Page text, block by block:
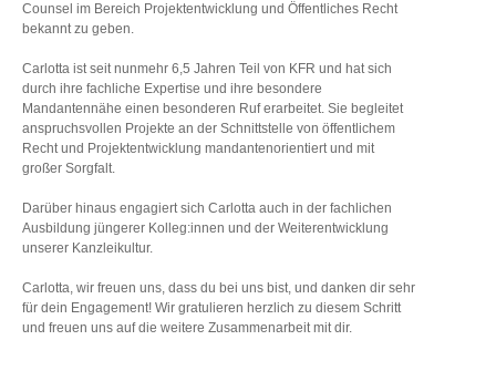
Counsel im Bereich Projektentwicklung und Öffentliches Recht
bekannt zu geben.
Carlotta ist seit nunmehr 6,5 Jahren Teil von KFR und hat sich
durch ihre fachliche Expertise und ihre besondere
Mandantennähe einen besonderen Ruf erarbeitet. Sie begleitet
anspruchsvollen Projekte an der Schnittstelle von öffentlichem
Recht und Projektentwicklung mandantenorientiert und mit
großer Sorgfalt.
Darüber hinaus engagiert sich Carlotta auch in der fachlichen
Ausbildung jüngerer Kolleg:innen und der Weiterentwicklung
unserer Kanzleikultur.
Carlotta, wir freuen uns, dass du bei uns bist, und danken dir sehr
für dein Engagement! Wir gratulieren herzlich zu diesem Schritt
und freuen uns auf die weitere Zusammenarbeit mit dir.